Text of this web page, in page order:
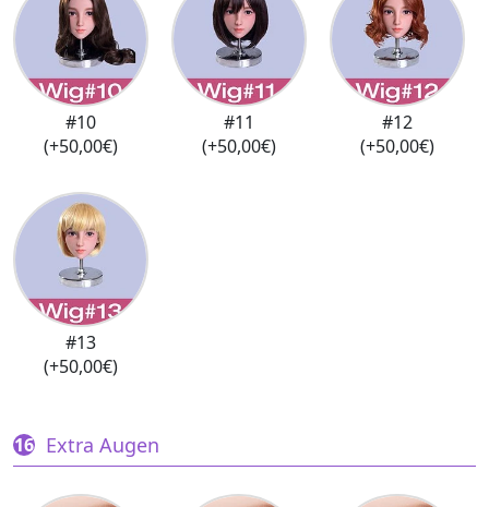
#10
(+50,00€)
#11
(+50,00€)
#12
(+50,00€)
#13
(+50,00€)
Extra Augen